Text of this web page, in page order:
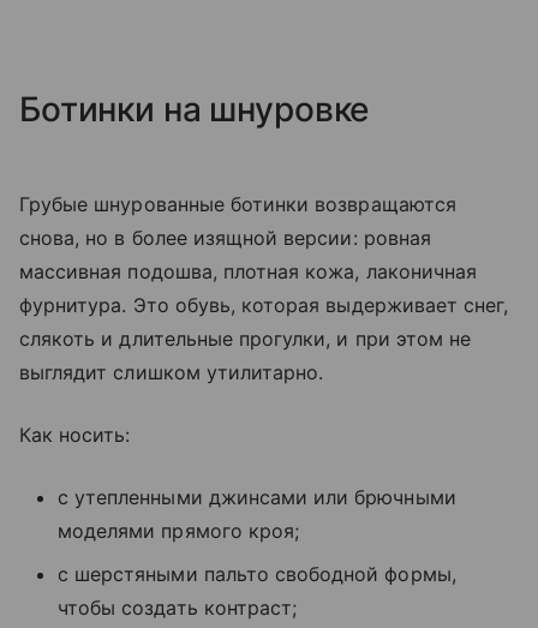
Ботинки на шнуровке
Грубые шнурованные ботинки возвращаются
снова, но в более изящной версии: ровная
массивная подошва, плотная кожа, лаконичная
фурнитура. Это обувь, которая выдерживает снег,
слякоть и длительные прогулки, и при этом не
выглядит слишком утилитарно.
Как носить:
с утепленными джинсами или брючными
моделями прямого кроя;
с шерстяными пальто свободной формы,
чтобы создать контраст;